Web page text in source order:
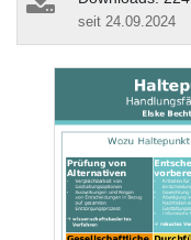
seit 24.09.2024